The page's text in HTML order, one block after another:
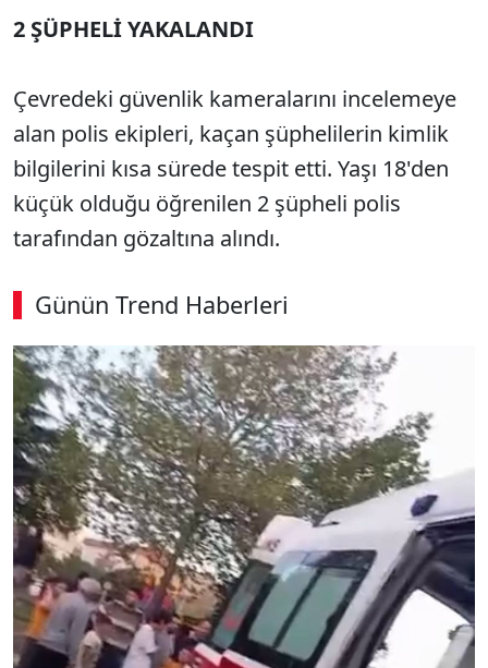
2 ŞÜPHELİ YAKALANDI
Çevredeki güvenlik kameralarını incelemeye
alan polis ekipleri, kaçan şüphelilerin kimlik
bilgilerini kısa sürede tespit etti. Yaşı 18'den
küçük olduğu öğrenilen 2 şüpheli polis
tarafından gözaltına alındı.
Günün Trend Haberleri